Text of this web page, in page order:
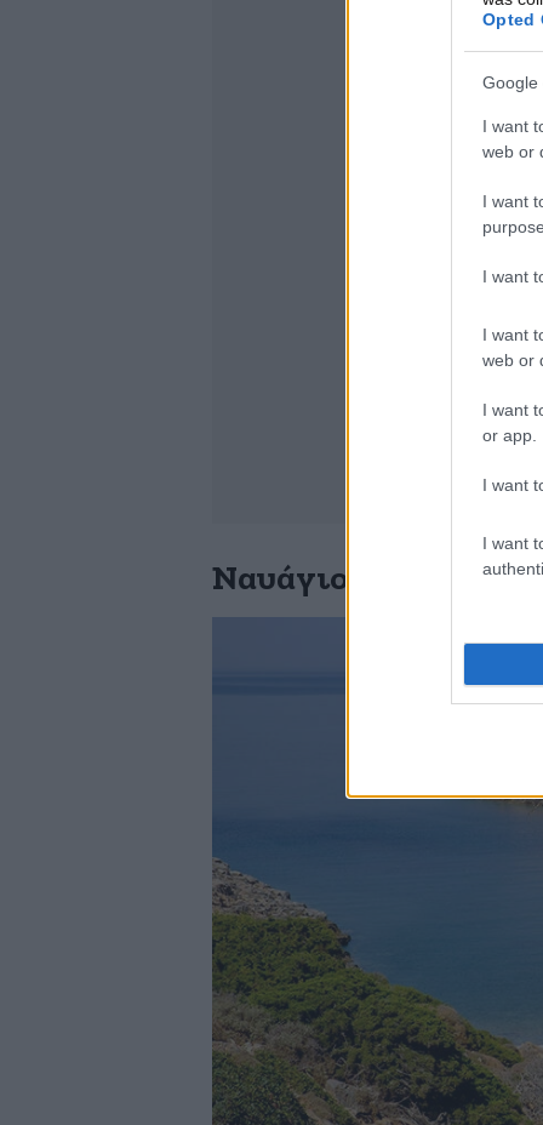
Opted
Google
I want
web or
I want
I want
I want
web or
I want
or app.
I want
I want
Ναυάγιο «Ολυμπία»